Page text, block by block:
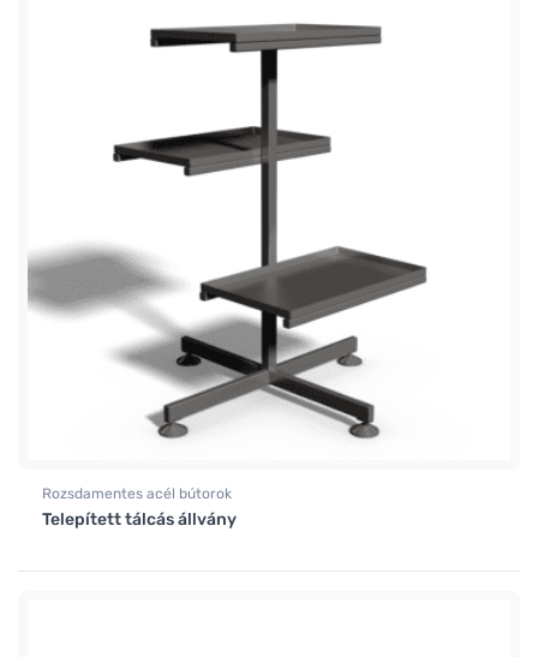
Rozsdamentes acél bútorok
Telepített tálcás állvány